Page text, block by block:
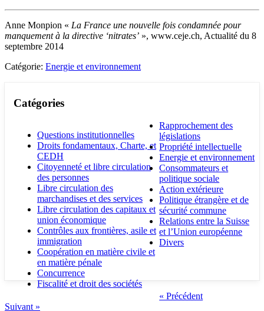
Anne Monpion « La France une nouvelle fois condamnée pour
manquement à la directive ‘nitrates’ », www.ceje.ch, Actualité du 8
septembre 2014
Catégorie: Energie et environnement
Catégories
Questions institutionnelles
Droits fondamentaux, Charte, et
CEDH
Citoyenneté et libre circulation
des personnes
Libre circulation des
marchandises et des services
Libre circulation des capitaux et
union économique
Contrôles aux frontières, asile et
immigration
Coopération en matière civile et
en matière pénale
Concurrence
Fiscalité et droit des sociétés
Rapprochement des
législations
Propriété intellectuelle
Energie et environnement
Consommateurs et
politique sociale
Action extérieure
Politique étrangère et de
sécurité commune
Relations entre la Suisse
et l’Union européenne
Divers
« Précédent
Suivant »